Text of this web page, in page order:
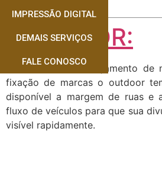
IMPRESSÃO DIGITAL
DEMAIS SERVIÇOS
FALE CONOSCO
OUTDOOR:
Muito usado no lançamento
fixação de marcas o outdoor
disponível a margem de ruas e
fluxo de veículos para que sua
visível rapidamente.